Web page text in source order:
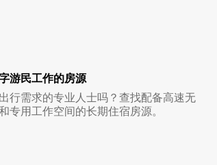
游民工作的房源
行需求的专业人士吗？查找配备高速无
专用工作空间的长期住宿房源。